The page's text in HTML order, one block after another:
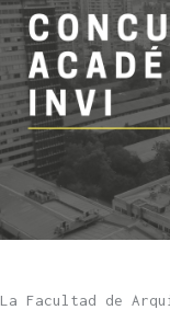
La Facultad de